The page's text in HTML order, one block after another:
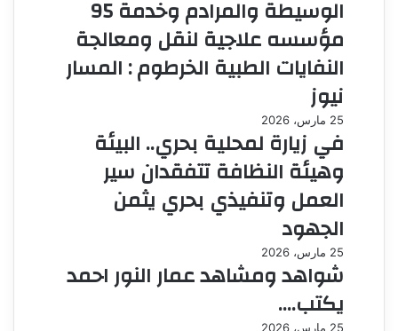
الوسيطة والمرادم وخدمة 95
مؤسسه علاجية لنقل ومعالجة
النفايات الطبية الخرطوم : المسار
نيوز
25 مارس، 2026
في زيارة لمحلية بحري.. البيئة
وهيئة النظافة تتفقدان سير
العمل وتنفيذي بحري يثمن
الجهود
25 مارس، 2026
شواهد ومشاهد عمار النور احمد
يكتب….
25 مارس، 2026